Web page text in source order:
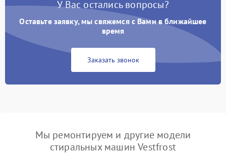
У Вас остались вопросы?
Оставьте заявку, мы свяжемся с Вами в ближайшее
время
Заказать звонок
Мы ремонтируем и другие модели
стиральных машин Vestfrost